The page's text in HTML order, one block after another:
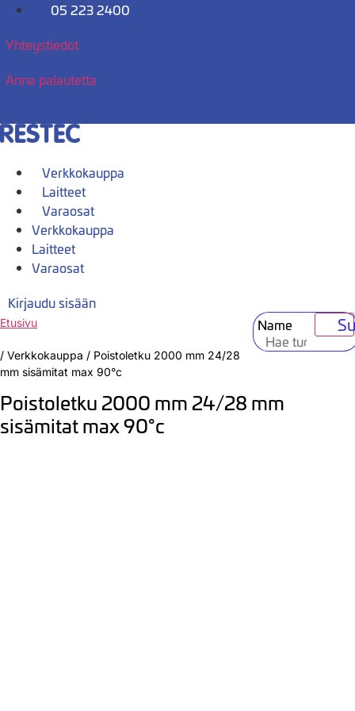
Mene
05 223 2400
Yhteystiedot
Anna palautetta
Verkkokauppa
Laitteet
Varaosat
Verkkokauppa
Laitteet
Varaosat
Kirjaudu sisään
Name
Etusivu
/ Verkkokauppa / Poistoletku 2000 mm 24/28
mm sisämitat max 90°c
Poistoletku 2000 mm 24/28 mm
sisämitat max 90°c